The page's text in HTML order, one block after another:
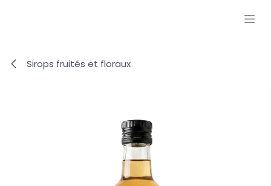
Sirops fruités et floraux